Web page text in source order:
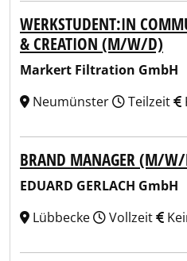
WERKSTUDENT:IN
& CREATION (M/W/D)
Markert Filtration GmbH
Neumünster
Teilzeit
BRAND MANAGER (M/
EDUARD GERLACH GmbH
Lübbecke
Vollzeit